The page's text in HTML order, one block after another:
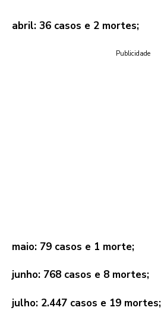
abril: 36 casos e 2 mortes;
Publicidade
maio: 79 casos e 1 morte;
junho: 768 casos e 8 mortes;
julho: 2.447 casos e 19 mortes;